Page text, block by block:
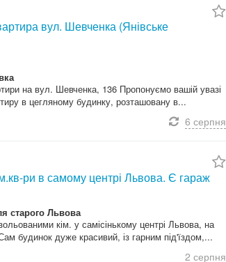
вул. Шевченка (Янівське
на вул. Шевченка, 136 Пропонуємо вашій увазі
в цегляному будинку, розташовану в...
6 серпня
ри в самому центрі Львова. Є гараж
старого Львова
кім. у самісінькому центрі Львова, на
будинок дуже красивий, із гарним під'їздом,...
2 серпня